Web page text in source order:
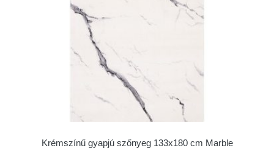
Krémszínű gyapjú szőnyeg 133x180 cm Marble